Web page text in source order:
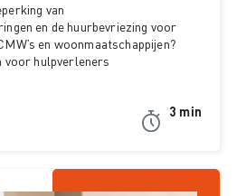
van
en de huurbevriezing voor
en woonmaatschappijen?
voor hulpverleners
3 min